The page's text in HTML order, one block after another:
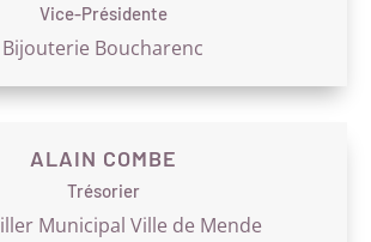
Vice-Présidente
Bijouterie Boucharenc
ALAIN COMBE
Trésorier
Municipal Ville de Mende